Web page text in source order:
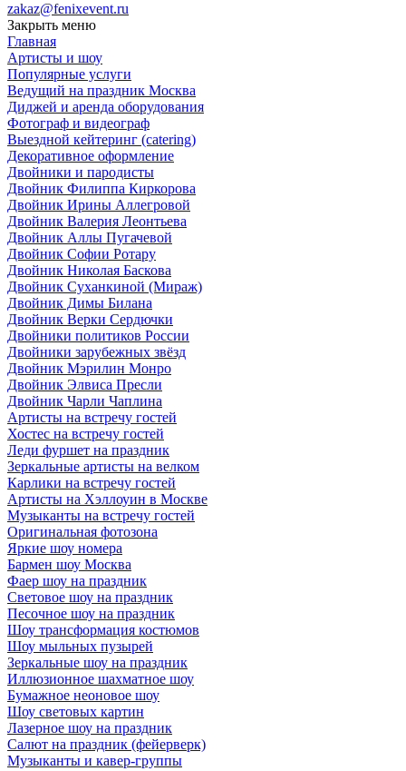
zakaz@fenixevent.ru
Закрыть меню
Главная
Артисты и шоу
Популярные услуги
Ведущий на праздник Москва
Диджей и аренда оборудования
Фотограф и видеограф
Выездной кейтеринг (catering)
Декоративное оформление
Двойники и пародисты
Двойник Филиппа Киркорова
Двойник Ирины Аллегровой
Двойник Валерия Леонтьева
Двойник Аллы Пугачевой
Двойник Софии Ротару
Двойник Николая Баскова
Двойник Суханкиной (Мираж)
Двойник Димы Билана
Двойник Верки Сердючки
Двойники политиков России
Двойники зарубежных звёзд
Двойник Мэрилин Монро
Двойник Элвиса Пресли
Двойник Чарли Чаплина
Артисты на встречу гостей
Хостес на встречу гостей
Леди фуршет на праздник
Зеркальные артисты на велком
Карлики на встречу гостей
Артисты на Хэллоуин в Москве
Музыканты на встречу гостей
Оригинальная фотозона
Яркие шоу номера
Бармен шоу Москва
Фаер шоу на праздник
Световое шоу на праздник
Песочное шоу на праздник
Шоу трансформация костюмов
Шоу мыльных пузырей
Зеркальные шоу на праздник
Иллюзионное шахматное шоу
Бумажное неоновое шоу
Шоу световых картин
Лазерное шоу на праздник
Салют на праздник (фейерверк)
Музыканты и кавер-группы